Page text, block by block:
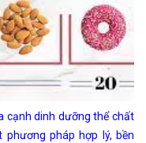
cạnh dinh dưỡng thể chất
pháp hợp lý, bền